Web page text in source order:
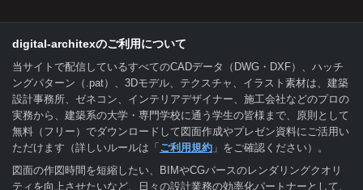
digital-architexのご利用について
当サイトで配信しているすべてのCADデータ（DWG・DXF）、ハッチ
ングパターン（.pat）、3Dモデル、テクスチャ、イラスト素材は、建築
設計事務所、ゼネコン、インテリアデザイナー、施工会社などのプロの
実務から、建築系の大学・専門学校に通う学生の皆様まで、原則として
無料（フリー）でダウンロードして図面作成やプレゼン資料にご活用い
ただけます（詳しいルールは「ご利用規約 」をご確認ください）。
図面の作図時間を短縮したい、BIMやCGパースのレンダリングクオリ
ティを向上させたいなど、日々の設計業務の効率化パートナーとして、